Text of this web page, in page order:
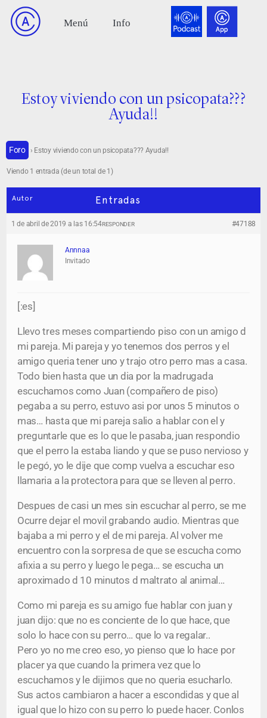
Estoy viviendo con un psicopata???
Ayuda!!
Foro › Estoy viviendo con un psicopata??? Ayuda!!
Viendo 1 entrada (de un total de 1)
Autor Entradas
1 de abril de 2019 a las 16:54 #47188
RESPONDER
Annnaa
Invitado
[:es]
Llevo tres meses compartiendo piso con un amigo d
mi pareja. Mi pareja y yo tenemos dos perros y el
amigo queria tener uno y trajo otro perro mas a casa.
Todo bien hasta que un dia por la madrugada
escuchamos como Juan (compañero de piso)
pegaba a su perro, estuvo asi por unos 5 minutos o
mas… hasta que mi pareja salio a hablar con el y
preguntarle que es lo que le pasaba, juan respondio
que el perro la estaba liando y que se puso nervioso y
le pegó, yo le dije que comp vuelva a escuchar eso
llamaria a la protectora para que se lleven al perro.
Despues de casi un mes sin escuchar al perro, se me
Ocurre dejar el movil grabando audio. Mientras que
bajaba a mi perro y el de mi pareja. Al volver me
encuentro con la sorpresa de que se escucha como
afixia a su perro y luego le pega… se escucha un
aproximado d 10 minutos d maltrato al animal…
Como mi pareja es su amigo fue hablar con juan y
juan dijo: que no es conciente de lo que hace, que
solo lo hace con su perro… que lo va regalar..
Pero yo no me creo eso, yo pienso que lo hace por
placer ya que cuando la primera vez que lo
escuchamos y le dijimos que no queria esucharlo.
Sus actos cambiaron a hacer a escondidas y que al
igual que lo hizo con su perro lo puede hacer. Conlos